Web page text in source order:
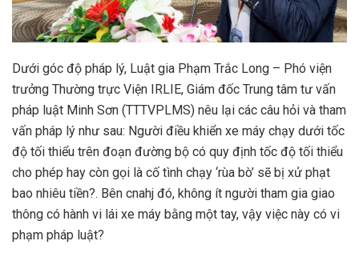
Dưới góc độ pháp lý, Luật gia Phạm Trắc Long – Phó viện
trưởng Thường trực Viện IRLIE, Giám đốc Trung tâm tư vấn
pháp luật Minh Sơn (TTTVPLMS) nêu lại các câu hỏi và tham
vấn pháp lý như sau: Người điều khiển xe máy chạy dưới tốc
độ tối thiểu trên đoạn đường bộ có quy định tốc độ tối thiểu
cho phép hay còn gọi là cố tình chạy ‘rùa bò’ sẽ bị xử phạt
bao nhiêu tiền?. Bên cnahj đó, không ít người tham gia giao
thông có hành vi lái xe máy bằng một tay, vậy việc này có vi
phạm pháp luật?